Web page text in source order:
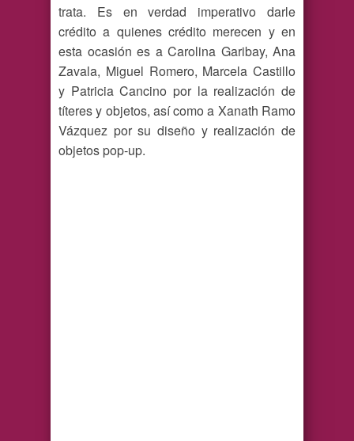
trata. Es en verdad imperativo darle
crédito a quienes crédito merecen y en
esta ocasión es a Carolina Garibay, Ana
Zavala, Miguel Romero, Marcela Castillo
y Patricia Cancino por la realización de
títeres y objetos, así como a Xanath Ramo
Vázquez por su diseño y realización de
objetos pop-up.